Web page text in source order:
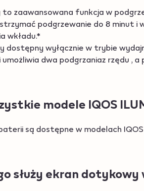
to zaawansowana funkcja w
podgrzewanie do 8 minut i
wkładu.*
dostępny wyłącznie w trybie
dwa podgrzaniaz rzędu ,
modele IQOS
są dostępne w modelach IQOS
służy ekran dotykowy